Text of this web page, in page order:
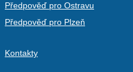
Předpověď pro Ostravu
Předpověď pro Plzeň
Kontakty